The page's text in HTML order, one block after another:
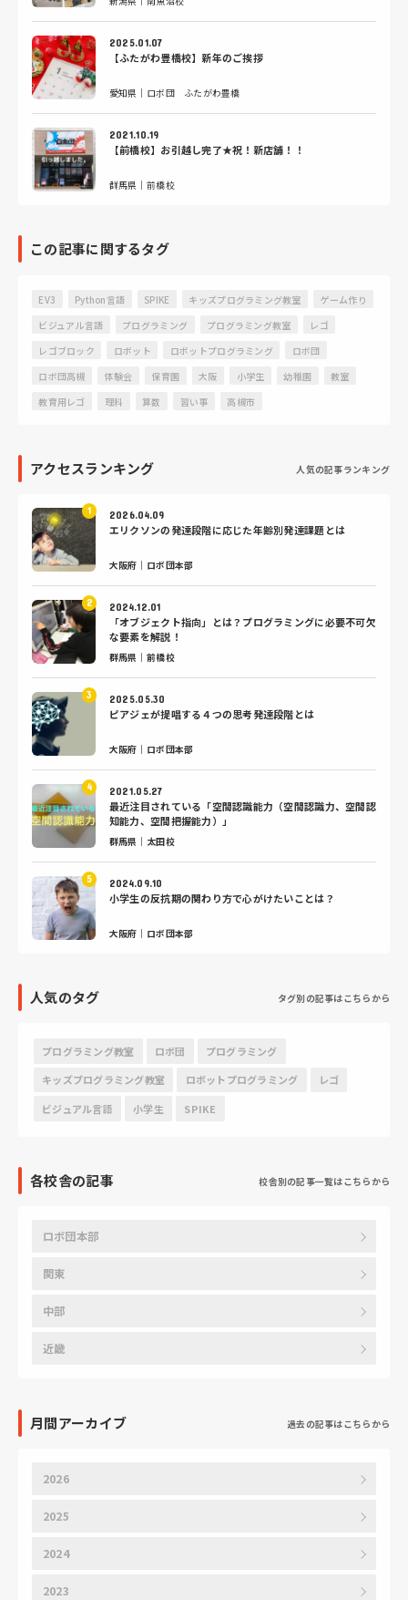
2025.01.07
【ふたがわ豊橋校】新年のご挨拶
愛知県｜ロボ団 ふたがわ豊橋
2021.10.19
【前橋校】お引越し完了★祝！新店舗！！
群馬県｜前橋校
この記事に関するタグ
EV3 Python言語 SPIKE キッズプログラミング教室
ゲーム作り
ビジュアル言語
プログラミング プログラミング教室
レゴ
レゴブロック
ロボット ロボットプログラミング
ロボ団
ロボ団高槻
体験会 保育園 大阪 小学生 幼稚園
教室
教育用レゴ
理科 算数 習い事 高槻市
アクセスランキング 人気の記事ランキング
2026.04.09
エリクソンの発達段階に応じた年齢別発達課題とは
大阪府｜ロボ団本部
2024.12.01
「オブジェクト指向」とは？プログラミングに必要不可欠
な要素を解説！
群馬県｜前橋校
2025.05.30
ピアジェが提唱する４つの思考発達段階とは
大阪府｜ロボ団本部
2021.05.27
最近注目されている「空間認識能力（空間認識力、空間認
知能力、空間把握能力）」
群馬県｜太田校
2024.09.10
小学生の反抗期の関わり方で心がけたいことは？
大阪府｜ロボ団本部
人気のタグ タグ別の記事はこちらから
プログラミング教室 ロボ団
プログラミング
キッズプログラミング教室
ロボットプログラミング
レゴ
ビジュアル言語
小学生 SPIKE
各校舎の記事 校舎別の記事一覧はこちらから
ロボ団本部
関東
中部
近畿
月間アーカイブ 過去の記事はこちらから
2026
2025
2024
2023